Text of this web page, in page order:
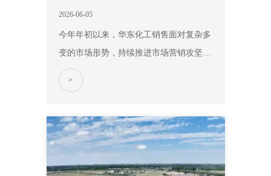
2026-06-05
今年年初以来，华东化工销售面对复杂多
变的市场形势，持续推进市场营销攻坚工
程。截至5月25日，该公司累计销售乙丙
橡胶产品2万吨，同比增幅达116.91%，刷
规模化突破。华东化工销售持续深化“产
销研用”一体化协同模式，推动高端产品
>